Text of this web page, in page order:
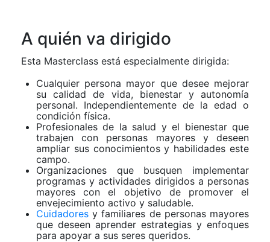
A quién va dirigido
Esta Masterclass está especialmente dirigida:
Cualquier persona mayor que desee mejorar
su calidad de vida, bienestar y autonomía
personal. Independientemente de la edad o
condición física.
Profesionales de la salud y el bienestar que
trabajen con personas mayores y deseen
ampliar sus conocimientos y habilidades este
campo.
Organizaciones que busquen implementar
programas y actividades dirigidos a personas
mayores con el objetivo de promover el
envejecimiento activo y saludable.
Cuidadores y familiares de personas mayores
que deseen aprender estrategias y enfoques
para apoyar a sus seres queridos.